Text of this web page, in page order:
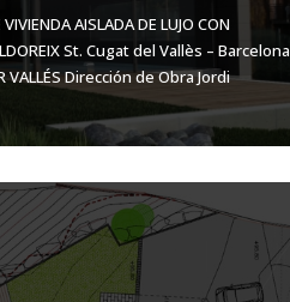
AISLADA DE LUJO CON
St. Cugat del Vallès – Barcelona
VALLÉS Dirección de Obra Jordi